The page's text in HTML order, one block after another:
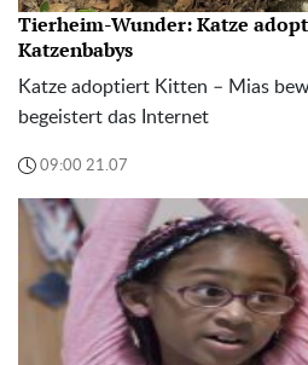
Tierheim-Wunder: Katze
Katzenbabys
Katze adoptiert Kitten – Mias
begeistert das Internet
09:00 21.07